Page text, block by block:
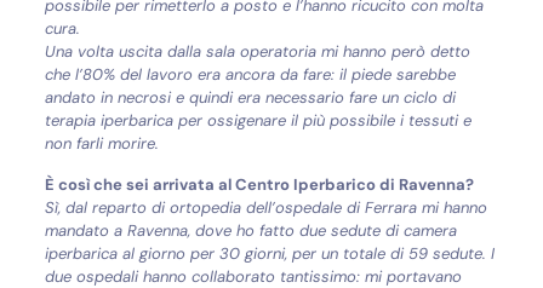
possibile per rimetterlo a posto e l’hanno ricucito con molta
cura.
Una volta uscita dalla sala operatoria mi hanno però detto
che l’80% del lavoro era ancora da fare: il piede sarebbe
andato in necrosi e quindi era necessario fare un ciclo di
terapia iperbarica per ossigenare il più possibile i tessuti e
non farli morire.
È così che sei arrivata al Centro Iperbarico di Ravenna?
Sì, dal reparto di ortopedia dell’ospedale di Ferrara mi hanno
mandato a Ravenna, dove ho fatto due sedute di camera
iperbarica al giorno per 30 giorni, per un totale di 59 sedute. I
due ospedali hanno collaborato tantissimo: mi portavano